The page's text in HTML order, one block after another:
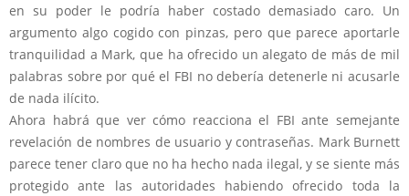
en su poder le podría haber costado demasiado caro. Un
argumento algo cogido con pinzas, pero que parece aportarle
tranquilidad a Mark, que ha ofrecido un alegato de más de mil
palabras sobre por qué el FBI no debería detenerle ni acusarle
de nada ilícito.
Ahora habrá que ver cómo reacciona el FBI ante semejante
revelación de nombres de usuario y contraseñas. Mark Burnett
parece tener claro que no ha hecho nada ilegal, y se siente más
protegido ante las autoridades habiendo ofrecido toda la